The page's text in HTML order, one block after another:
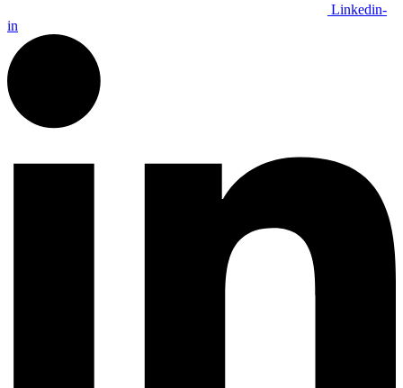
Linkedin-
in